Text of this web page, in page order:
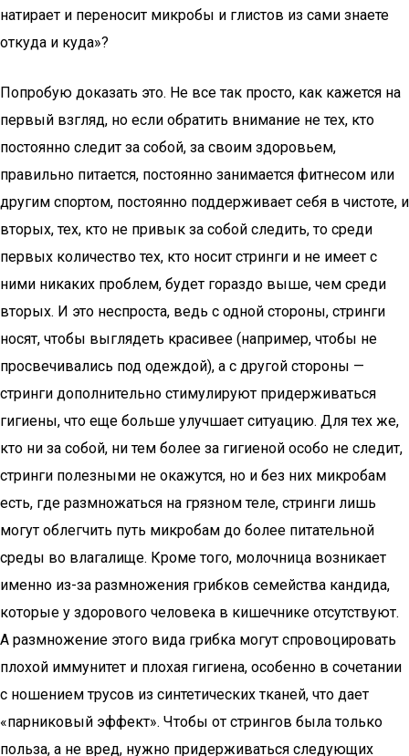
натирает и переносит микробы и глистов из сами знаете
откуда и куда»?
Попробую доказать это. Не все так просто, как кажется на
первый взгляд, но если обратить внимание не тех, кто
постоянно следит за собой, за своим здоровьем,
правильно питается, постоянно занимается фитнесом или
другим спортом, постоянно поддерживает себя в чистоте, и
вторых, тех, кто не привык за собой следить, то среди
первых количество тех, кто носит стринги и не имеет с
ними никаких проблем, будет гораздо выше, чем среди
вторых. И это неспроста, ведь с одной стороны, стринги
носят, чтобы выглядеть красивее (например, чтобы не
просвечивались под одеждой), а с другой стороны —
стринги дополнительно стимулируют придерживаться
гигиены, что еще больше улучшает ситуацию. Для тех же,
кто ни за собой, ни тем более за гигиеной особо не следит,
стринги полезными не окажутся, но и без них микробам
есть, где размножаться на грязном теле, стринги лишь
могут облегчить путь микробам до более питательной
среды во влагалище. Кроме того, молочница возникает
именно из-за размножения грибков семейства кандида,
которые у здорового человека в кишечнике отсутствуют.
А размножение этого вида грибка могут спровоцировать
плохой иммунитет и плохая гигиена, особенно в сочетании
с ношением трусов из синтетических тканей, что дает
«парниковый эффект». Чтобы от стрингов была только
польза, а не вред, нужно придерживаться следующих